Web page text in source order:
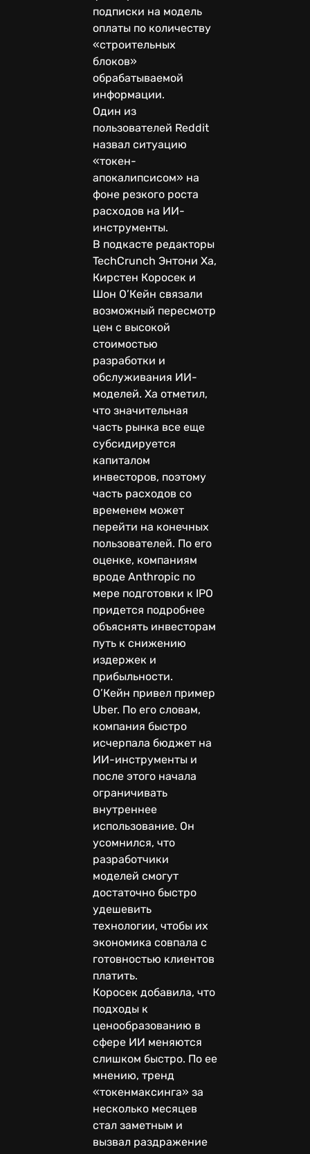
подписки на модель
оплаты по количеству
«строительных
блоков»
обрабатываемой
информации.
Один из
пользователей Reddit
назвал ситуацию
«токен-
апокалипсисом» на
фоне резкого роста
расходов на ИИ-
инструменты.
В подкасте редакторы
TechCrunch Энтони Ха,
Кирстен Коросек и
Шон О’Кейн связали
возможный пересмотр
цен с высокой
стоимостью
разработки и
обслуживания ИИ-
моделей. Ха отметил,
что значительная
часть рынка все еще
субсидируется
капиталом
инвесторов, поэтому
часть расходов со
временем может
перейти на конечных
пользователей. По его
оценке, компаниям
вроде Anthropic по
мере подготовки к IPO
придется подробнее
объяснять инвесторам
путь к снижению
издержек и
прибыльности.
О’Кейн привел пример
Uber. По его словам,
компания быстро
исчерпала бюджет на
ИИ-инструменты и
после этого начала
ограничивать
внутреннее
использование. Он
усомнился, что
разработчики
моделей смогут
достаточно быстро
удешевить
технологии, чтобы их
экономика совпала с
готовностью клиентов
платить.
Коросек добавила, что
подходы к
ценообразованию в
сфере ИИ меняются
слишком быстро. По ее
мнению, тренд
«токенмаксинга» за
несколько месяцев
стал заметным и
вызвал раздражение